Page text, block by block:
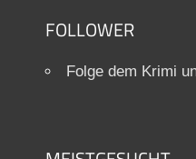
FOLLOWER
Folge dem Krimi